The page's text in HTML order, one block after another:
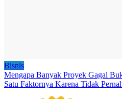
Bisnis
Mengapa Banyak Proyek Gagal
Satu Faktornya Karena Tidak